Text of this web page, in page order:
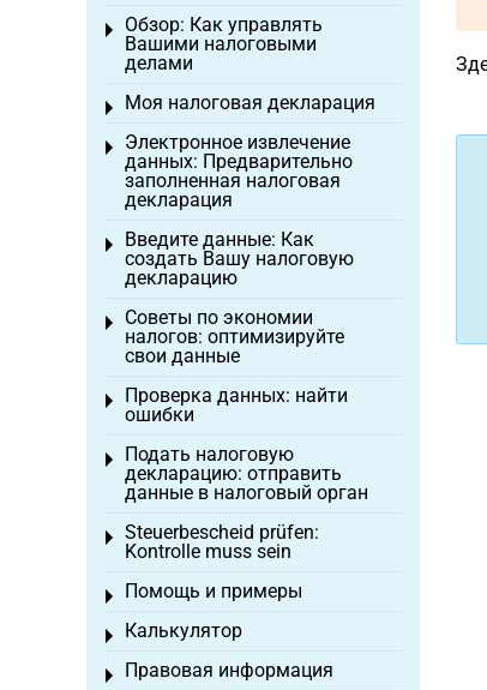
Обзор: Как управлять
Вашими налоговыми
делами
Toggle menu
Моя налоговая декларация
Toggle menu
Электронное извлечение
данных: Предварительно
заполненная налоговая
декларация
Toggle menu
Введите данные: Как
создать Вашу налоговую
декларацию
Toggle menu
Советы по экономии
налогов: оптимизируйте
свои данные
Toggle menu
Проверка данных: найти
ошибки
Toggle menu
Подать налоговую
декларацию: отправить
данные в налоговый орган
Toggle menu
Steuerbescheid prüfen:
Kontrolle muss sein
Toggle menu
Помощь и примеры
Toggle menu
Калькулятор
Toggle menu
Правовая информация
Toggle menu